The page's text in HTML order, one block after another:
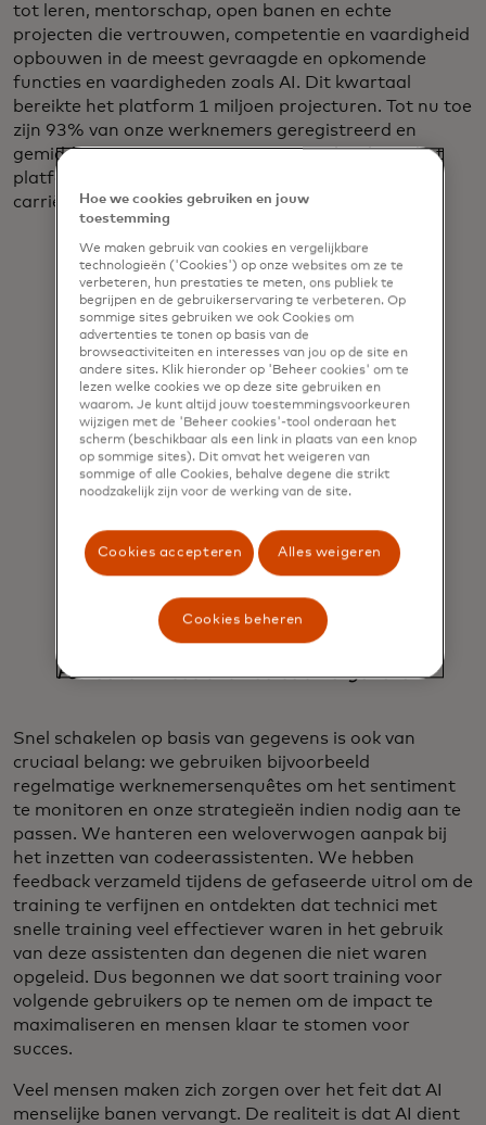
tot leren, mentorschap, open banen en echte
projecten die vertrouwen, competentie en vaardigheid
opbouwen in de meest gevraagde en opkomende
functies en vaardigheden zoals AI. Dit kwartaal
bereikte het platform 1 miljoen projecturen. Tot nu toe
zijn 93% van onze werknemers geregistreerd en
gemiddeld 42% maken maandelijks gebruik van het
platform - en een derde van hen heeft een
carrièrestap gemaakt.
De realiteit is dat AI dient als een
versterker van menselijke
capaciteiten: nederigheid,
mededogen, beoordelingsvermogen,
behendigheid en nieuwsgierigheid.
Deze cognitieve vaardigheden
versterken de waarheid dat mensen
altijd op de hoogte zullen zijn en aan
het stuur zullen zitten.
Fed Cohen Freue and Lucrecia Borgonovo
Snel schakelen op basis van gegevens is ook van
cruciaal belang: we gebruiken bijvoorbeeld
regelmatige werknemersenquêtes om het sentiment
te monitoren en onze strategieën indien nodig aan te
passen. We hanteren een weloverwogen aanpak bij
het inzetten van codeerassistenten. We hebben
feedback verzameld tijdens de gefaseerde uitrol om de
training te verfijnen en ontdekten dat technici met
snelle training veel effectiever waren in het gebruik
van deze assistenten dan degenen die niet waren
opgeleid. Dus begonnen we dat soort training voor
volgende gebruikers op te nemen om de impact te
maximaliseren en mensen klaar te stomen voor
succes.
Veel mensen maken zich zorgen over het feit dat AI
menselijke banen vervangt. De realiteit is dat AI dient
Hoe we cookies gebruiken en jouw
toestemming
We maken gebruik van cookies en vergelijkbare
technologieën ('Cookies') op onze websites om ze te
verbeteren, hun prestaties te meten, ons publiek te
begrijpen en de gebruikerservaring te verbeteren. Op
sommige sites gebruiken we ook Cookies om
advertenties te tonen op basis van de
browseactiviteiten en interesses van jou op de site en
andere sites. Klik hieronder op 'Beheer cookies' om te
lezen welke cookies we op deze site gebruiken en
waarom. Je kunt altijd jouw toestemmingsvoorkeuren
wijzigen met de 'Beheer cookies'-tool onderaan het
scherm (beschikbaar als een link in plaats van een knop
op sommige sites). Dit omvat het weigeren van
sommige of alle Cookies, behalve degene die strikt
noodzakelijk zijn voor de werking van de site.
Cookies accepteren Alles weigeren
Cookies beheren